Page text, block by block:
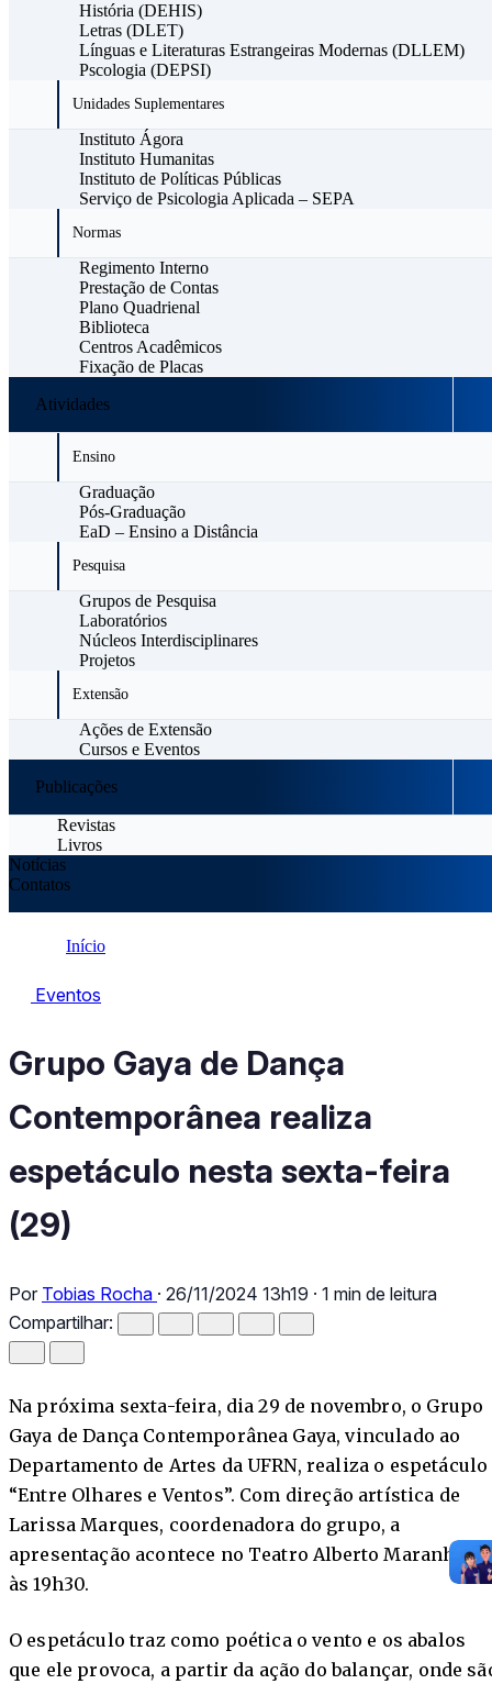
História (DEHIS)
Letras (DLET)
Línguas e Literaturas Estrangeiras Modernas (DLLEM)
Pscologia (DEPSI)
Unidades Suplementares
Instituto Ágora
Instituto Humanitas
Instituto de Políticas Públicas
Serviço de Psicologia Aplicada – SEPA
Normas
Regimento Interno
Prestação de Contas
Plano Quadrienal
Biblioteca
Centros Acadêmicos
Fixação de Placas
Atividades
Ensino
Graduação
Pós-Graduação
EaD – Ensino a Distância
Pesquisa
Grupos de Pesquisa
Laboratórios
Núcleos Interdisciplinares
Projetos
Extensão
Ações de Extensão
Cursos e Eventos
Publicações
Revistas
Livros
Notícias
Contatos
Início
Eventos
Eventos
Grupo Gaya de Dança
Contemporânea realiza
espetáculo nesta sexta-feira
(29)
Por Tobias Rocha · 26/11/2024 13h19 · 1 min de leitura
Compartilhar:
Na próxima sexta-feira, dia 29 de novembro, o Grupo
Gaya de Dança Contemporânea Gaya, vinculado ao
Departamento de Artes da UFRN, realiza o espetáculo
“Entre Olhares e Ventos”. Com direção artística de
Larissa Marques, coordenadora do grupo, a
apresentação acontece no Teatro Alberto Maranhão
às 19h30.
O espetáculo traz como poética o vento e os abalos
que ele provoca, a partir da ação do balançar, onde